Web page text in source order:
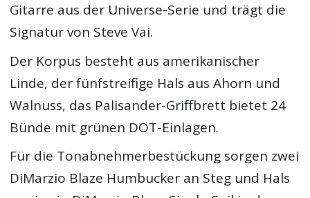
Gitarre aus der Universe-Serie und trägt die
Signatur von Steve Vai.
Der Korpus besteht aus amerikanischer
Linde, der fünfstreifige Hals aus Ahorn und
Walnuss, das Palisander-Griffbrett bietet 24
Bünde mit grünen DOT-Einlagen.
Für die Tonabnehmerbestückung sorgen zwei
DiMarzio Blaze Humbucker an Steg und Hals